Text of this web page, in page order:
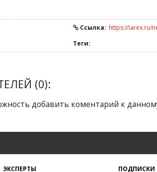
Ссылка: https://iarex.ru/
Теги:
(0):
добавить коментарий к
ЭКСПЕРТЫ ПОДПИСКИ